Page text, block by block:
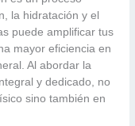
la hidratación y el
puede amplificar tus
mayor eficiencia en
Al abordar la
y dedicado, no
sino también en